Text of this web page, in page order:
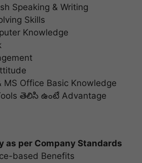
Speaking & Writing
Skills
Knowledge
MS Office Basic Knowledge
తెలిసి ఉంటే Advantage
as per Company Standards
based Benefits